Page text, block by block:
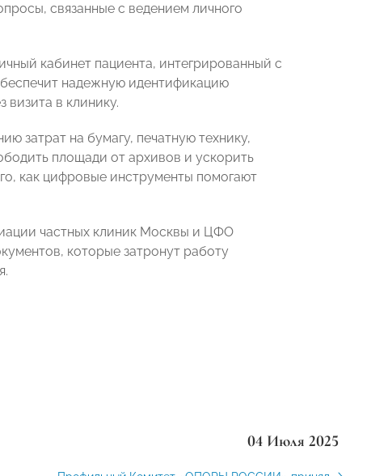
связанные с ведением личного
кабинет пациента, интегрированный с
надежную идентификацию
визита в клинику.
затрат на бумагу, печатную технику,
площади от архивов и ускорить
как цифровые инструменты помогают
частных клиник Москвы и ЦФО
которые затронут работу
04 Июля 2025